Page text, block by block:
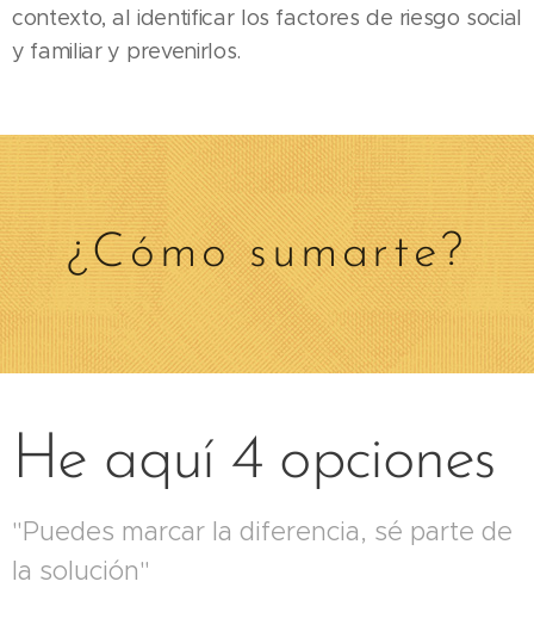
contexto, al identificar los factores de riesgo social
y familiar y prevenirlos.
¿Cómo sumarte?
He aquí 4 opciones
"Puedes marcar la diferencia, sé parte de
la solución"